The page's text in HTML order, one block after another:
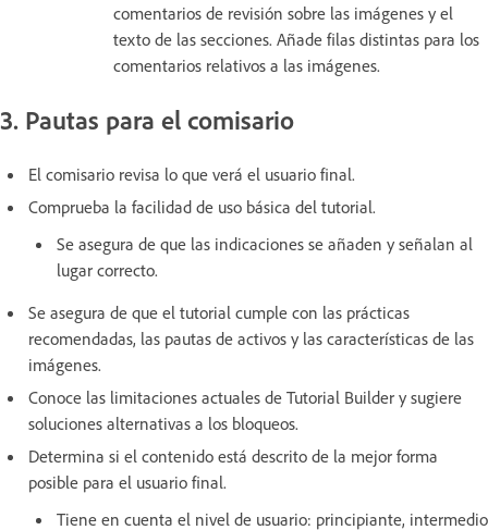
comentarios de revisión sobre las imágenes y el
texto de las secciones. Añade filas distintas para los
comentarios relativos a las imágenes.
3. Pautas para el comisario
El comisario revisa lo que verá el usuario final.
Comprueba la facilidad de uso básica del tutorial.
Se asegura de que las indicaciones se añaden y señalan al
lugar correcto.
Se asegura de que el tutorial cumple con las prácticas
recomendadas, las pautas de activos y las características de las
imágenes.
Conoce las limitaciones actuales de Tutorial Builder y sugiere
soluciones alternativas a los bloqueos.
Determina si el contenido está descrito de la mejor forma
posible para el usuario final.
Tiene en cuenta el nivel de usuario: principiante, intermedio